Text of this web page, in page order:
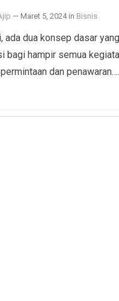
— Maret 5, 2024 in Bisnis
ada dua konsep dasar yang
bagi hampir semua
dan penawaran….